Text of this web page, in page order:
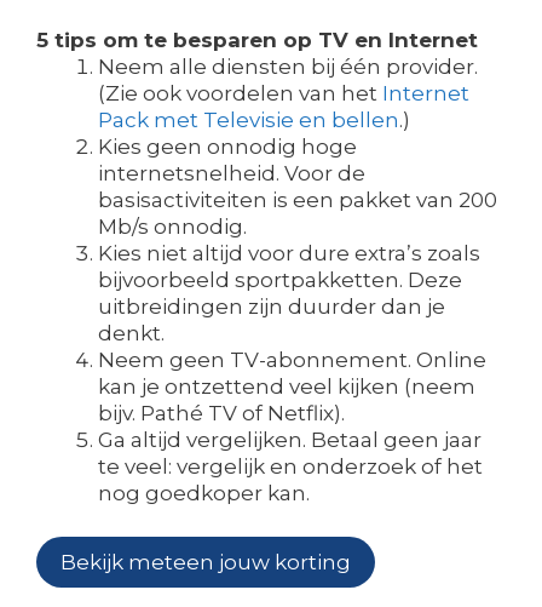
5 tips om te besparen op TV en Internet
Neem alle diensten bij één provider.
(Zie ook voordelen van het Internet
Pack met Televisie en bellen.)
Kies geen onnodig hoge
internetsnelheid. Voor de
basisactiviteiten is een pakket van 200
Mb/s onnodig.
Kies niet altijd voor dure extra’s zoals
bijvoorbeeld sportpakketten. Deze
uitbreidingen zijn duurder dan je
denkt.
Neem geen TV-abonnement. Online
kan je ontzettend veel kijken (neem
bijv. Pathé TV of Netflix).
Ga altijd vergelijken. Betaal geen jaar
te veel: vergelijk en onderzoek of het
nog goedkoper kan.
Bekijk meteen jouw korting